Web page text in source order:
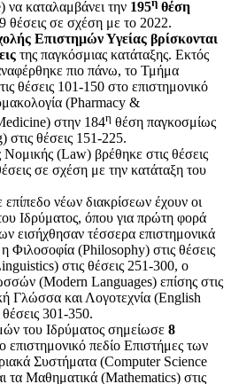
καταλαμβάνει την 195
θέση
θέσεις σε σχέση με το 2022.
Επιστημών Υγείας βρίσκονται
της παγκόσμιας κατάταξης. Εκτός
πιο πάνω, το Τμήμα
θέσεις 101-150 στο επιστημονικό
(Pharmacy &
στην 184η θέση παγκοσμίως
θέσεις 151-225.
Νομικής (Law) βρέθηκε στις θέσεις
σε σχέση με την κατάταξη του
νέων διακρίσεων έχουν οι
Ιδρύματος, όπου για πρώτη φορά
εισήχθησαν τέσσερα επιστημονικά
Φιλοσοφία (Philosophy) στις θέσεις
στις θέσεις 251-300, ο
(Modern Languages) επίσης στις
Γλώσσα και Λογοτεχνία (English
301-350.
του Ιδρύματος σημείωσε 8
επιστημονικό πεδίο Επιστήμες των
Συστήματα (Computer Science
τα Μαθηματικά (Mathematics) στις